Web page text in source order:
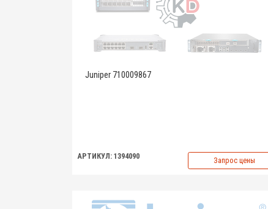
Juniper 710009867
АРТИКУЛ: 1394090 Запрос цены